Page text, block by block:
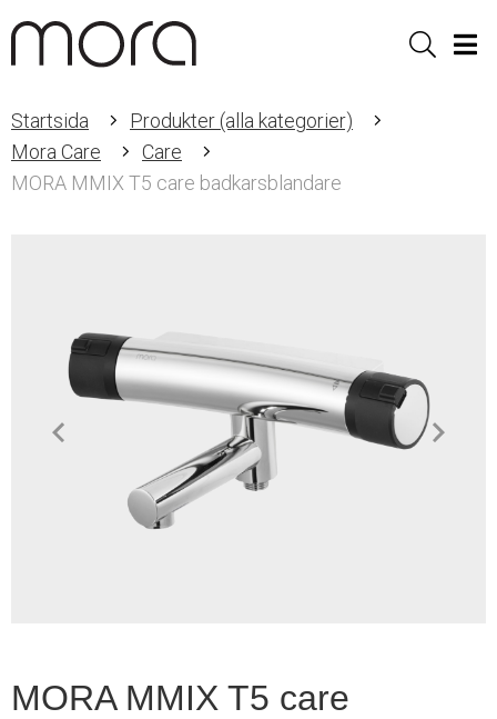
Sök
Startsida
Produkter (alla kategorier)
Mora Care
Care
MORA MMIX T5 care badkarsblandare
MORA MMIX T5 care